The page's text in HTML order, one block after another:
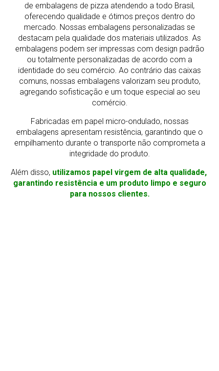
de embalagens de pizza atendendo a todo Brasil,
oferecendo qualidade e ótimos preços dentro do
mercado. Nossas embalagens personalizadas se
destacam pela qualidade dos materiais utilizados. As
embalagens podem ser impressas com design padrão
ou totalmente personalizadas de acordo com a
identidade do seu comércio. Ao contrário das caixas
comuns, nossas embalagens valorizam seu produto,
agregando sofisticação e um toque especial ao seu
comércio.
Fabricadas em papel micro-ondulado, nossas
embalagens apresentam resistência, garantindo que o
empilhamento durante o transporte não comprometa a
integridade do produto.
Além disso, utilizamos papel virgem de alta qualidade,
garantindo resistência e um produto limpo e seguro
para nossos clientes.